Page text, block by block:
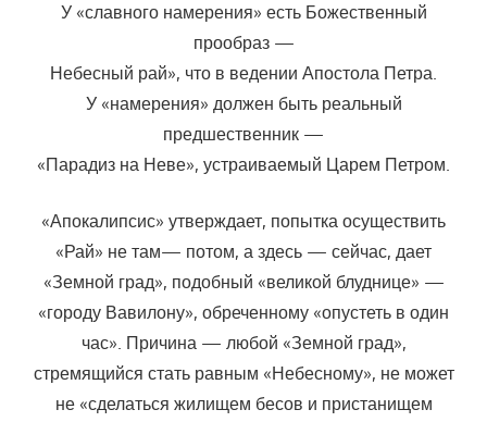
У «славного намерения» есть Божественный
прообраз —
Небесный рай», что в ведении Апостола Петра.
У «намерения» должен быть реальный
предшественник —
«Парадиз на Неве», устраиваемый Царем Петром.
«Апокалипсис» утверждает, попытка осуществить
«Рай» не там— потом, а здесь — сейчас, дает
«Земной град», подобный «великой блуднице» —
«городу Вавилону», обреченному «опустеть в один
час». Причина — любой «Земной град»,
стремящийся стать равным «Небесному», не может
не «сделаться жилищем бесов и пристанищем